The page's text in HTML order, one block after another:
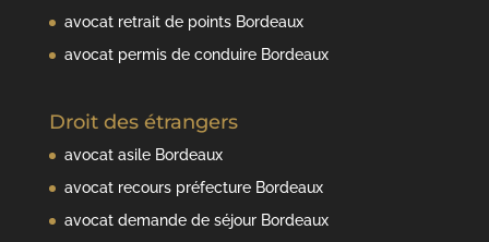
avocat retrait de points Bordeaux
avocat permis de conduire Bordeaux
Droit des étrangers
avocat asile Bordeaux
avocat recours préfecture Bordeaux
avocat demande de séjour Bordeaux